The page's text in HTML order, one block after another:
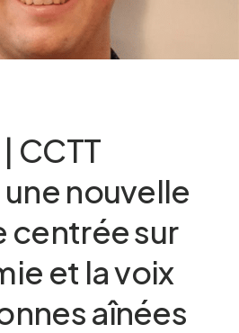
CCTT
nouvelle
centrée sur
et la voix
aînées